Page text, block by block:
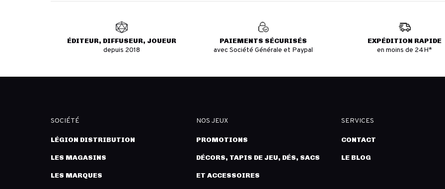
ÉDITEUR, DIFFUSEUR, JOUEUR
depuis 2018
PAIEMENTS SÉCURISÉS
avec Société Générale et Paypal
EXPÉDITION RAPIDE
en moins de 24H*
SOCIÉTÉ
LÉGION DISTRIBUTION
LES MAGASINS
LES MARQUES
NOS JEUX
PROMOTIONS
DÉCORS, TAPIS DE JEU, DÉS, SACS
ET ACCESSOIRES
SERVICES
CONTACT
LE BLOG